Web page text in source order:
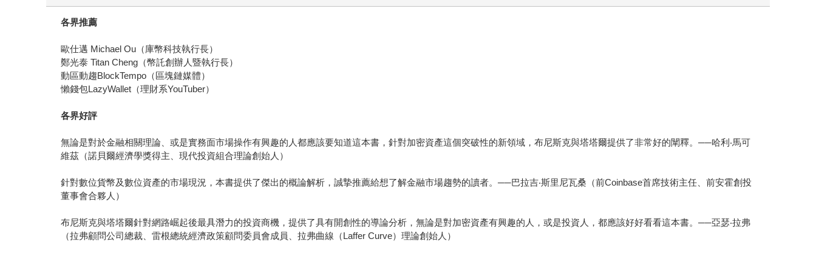
各界推薦
歐仕邁 Michael Ou（庫幣科技執行長）
鄭光泰 Titan Cheng（幣託創辦人暨執行長）
動區動趨BlockTempo（區塊鏈媒體）
懶錢包LazyWallet（理財系YouTuber）
各界好評
無論是對於金融相關理論、或是實務面市場操作有興趣的人都應該要知道這本書，針對加密資產這個突破性的新領域，布尼斯克與塔塔爾提供了非常好的闡釋。──哈利‧馬可
維茲（諾貝爾經濟學獎得主、現代投資組合理論創始人）
針對數位貨幣及數位資產的市場現況，本書提供了傑出的概論解析，誠摯推薦給想了解金融市場趨勢的讀者。──巴拉吉‧斯里尼瓦桑（前Coinbase首席技術主任、前安霍創投
董事會合夥人）
布尼斯克與塔塔爾針對網路崛起後最具潛力的投資商機，提供了具有開創性的導論分析，無論是對加密資產有興趣的人，或是投資人，都應該好好看看這本書。──亞瑟‧拉弗
（拉弗顧問公司總裁、雷根總統經濟政策顧問委員會成員、拉弗曲線（Laffer Curve）理論創始人）